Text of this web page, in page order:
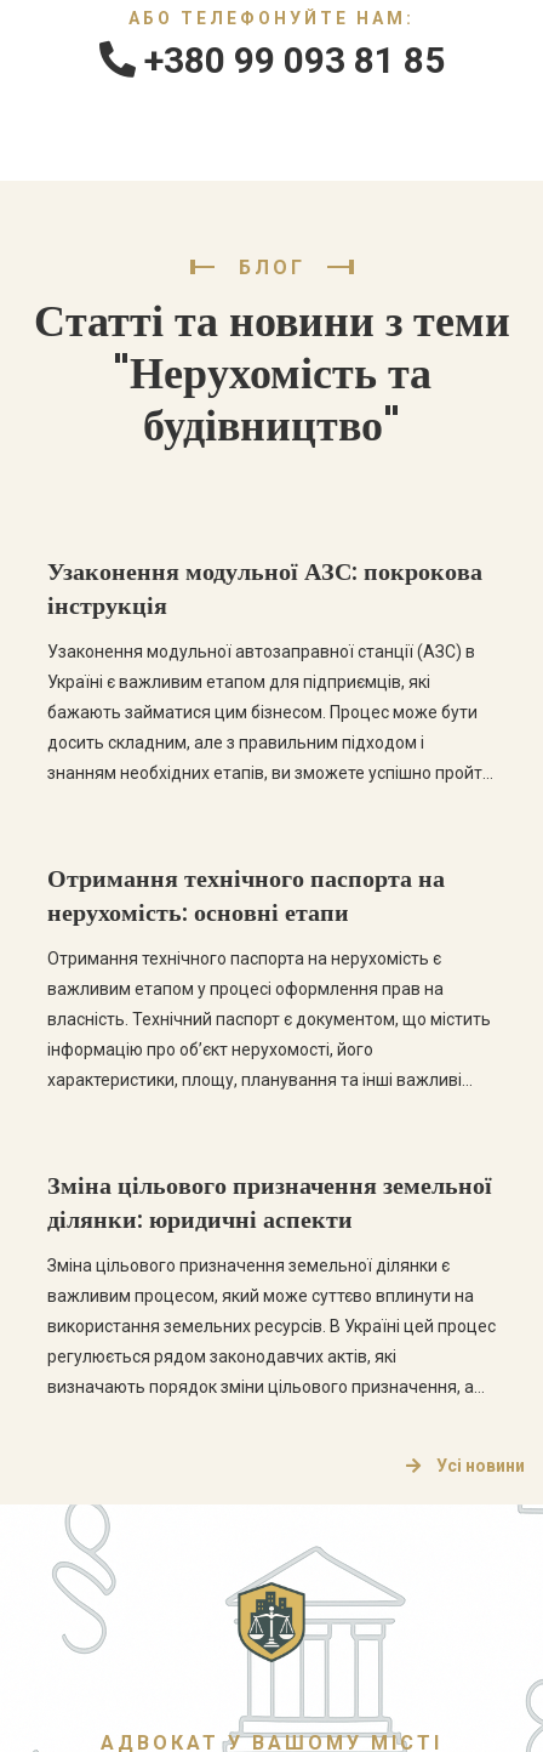
АБО ТЕЛЕФОНУЙТЕ НАМ:
+380 99 093 81 85
БЛОГ
Статті та новини з теми
"Нерухомість та
будівництво"
Узаконення модульної АЗС: покрокова
інструкція
Узаконення модульної автозаправної станції (АЗС) в
Україні є важливим етапом для підприємців, які
бажають займатися цим бізнесом. Процес може бути
досить складним, але з правильним підходом і
знанням необхідних етапів, ви зможете успішно пройти
Отримання технічного паспорта на
нерухомість: основні етапи
Отримання технічного паспорта на нерухомість є
важливим етапом у процесі оформлення прав на
власність. Технічний паспорт є документом, що містить
інформацію про об’єкт нерухомості, його
характеристики, площу, планування та інші важливі
технічного паспорта […]
Зміна цільового призначення земельної
ділянки: юридичні аспекти
Зміна цільового призначення земельної ділянки є
важливим процесом, який може суттєво вплинути на
використання земельних ресурсів. В Україні цей процес
регулюється рядом законодавчих актів, які
визначають порядок зміни цільового призначення, а
Цільове призначення земельної ділянки визначає, для
яких цілей може використовуватися земельна […]
Усі новини
АДВОКАТ У ВАШОМУ МІСТІ